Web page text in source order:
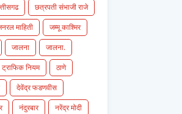
छत्रपती संभाजी राजे
माहिती
जम्मू काश्मिर
जालना
जालना.
ट्राफिक नियम
ठाणे
देवेंद्र फडणवीस
नंदुरबार
नरेंद्र मोदी